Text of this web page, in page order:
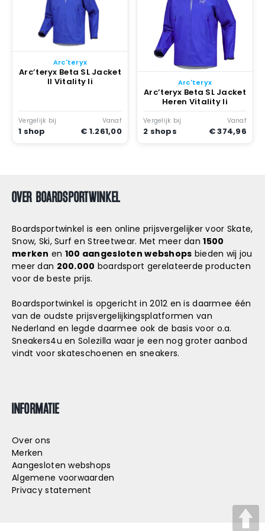
Arc'teryx
Arc’teryx Beta SL Jacket
II Vitality Ii
Vergelijk bij
1 shop
Vanaf
€ 1.261,00
Arc'teryx
Arc’teryx Beta SL Jacket
Heren Vitality Ii
Vergelijk bij
2 shops
Vanaf
€ 374,96
OVER BOARDSPORTWINKEL
Boardsportwinkel is een online prijsvergelijker voor Skate,
Snow, Ski, Surf en Streetwear. Met meer dan1500
merken en 100 aangesloten webshops bieden wij jou
meer dan 200.000 boardsport gerelateerde producten
voor de beste prijs.
Boardsportwinkel is opgericht in 2012 en is daarmee één
van de oudste prijsvergelijkingsplatformen van
Nederland en legde daarmee ook de basis voor o.a.
Sneakers4u en Solezilla waar je een nog groter aanbod
vindt voor skateschoenen en sneakers.
INFORMATIE
Over ons
Merken
Aangesloten webshops
Algemene voorwaarden
Privacy statement